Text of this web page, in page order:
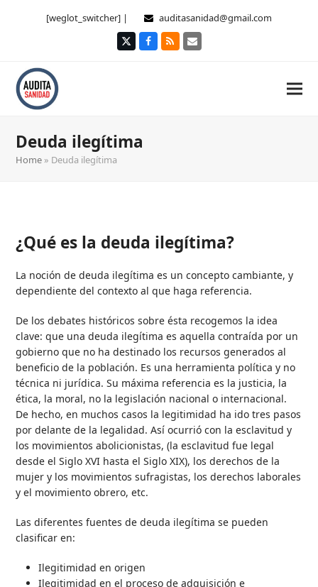
[weglot_switcher] | auditasanidad@gmail.com
TwitterFacebook
RSS Correo
Deuda ilegítima
Home » Deuda ilegítima
¿Qué es la deuda ilegítima?
La noción de deuda ilegítima es un concepto cambiante, y
dependiente del contexto al que haga referencia.
De los debates históricos sobre ésta recogemos la idea
clave: que una deuda ilegítima es aquella contraída por un
gobierno que no ha destinado los recursos generados al
beneficio de la población. Es una herramienta política y no
técnica ni jurídica. Su máxima referencia es la justicia, la
ética, la moral, no la legislación nacional o internacional.
De hecho, en muchos casos la legitimidad ha ido tres pasos
por delante de la legalidad. Así ocurrió con la esclavitud y
los movimientos abolicionistas, (la esclavitud fue legal
desde el Siglo XVI hasta el Siglo XIX), los derechos de la
mujer y los movimientos sufragistas, los derechos laborales
y el movimiento obrero, etc.
Las diferentes fuentes de deuda ilegítima se pueden
clasificar en:
Ilegitimidad en origen
Ilegitimidad en el proceso de adquisición e